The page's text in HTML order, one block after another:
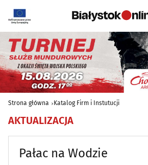
Strona główna Katalog Firm i Instutucji
AKTUALIZACJA
Pałac na Wodzie